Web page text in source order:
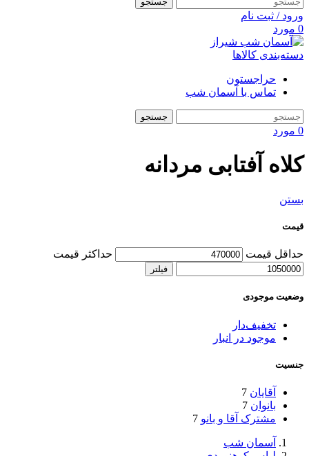
ورود / ثبت نام
0 مورد
دسته‌بندی کالاها
حراجستون
تماس با آسمان شب
جستجو
0 مورد
کلاه آفتابی مردانه
بستن
قیمت
حداقل قیمت حداکثر قیمت
فیلتر
وضعیت موجودی
تخفیف‌دار
موجود در انبار
جنسیت
آقایان 7
بانوان 7
مشترک آقا و بانو 7
آسمان شب